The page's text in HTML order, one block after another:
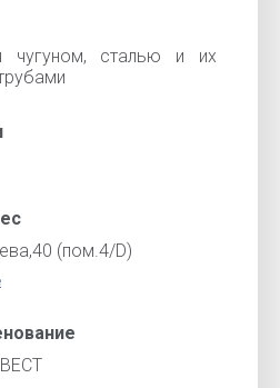
чугуном, сталью и их
(пом.4/D)